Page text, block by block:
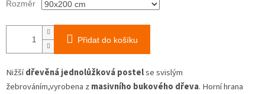
Rozměr
Přidat do košíku
Nižšídřevěná jednolůžková postelse svislým
žebrováním,vyrobena zmasivního bukového dřeva. Horní hrana